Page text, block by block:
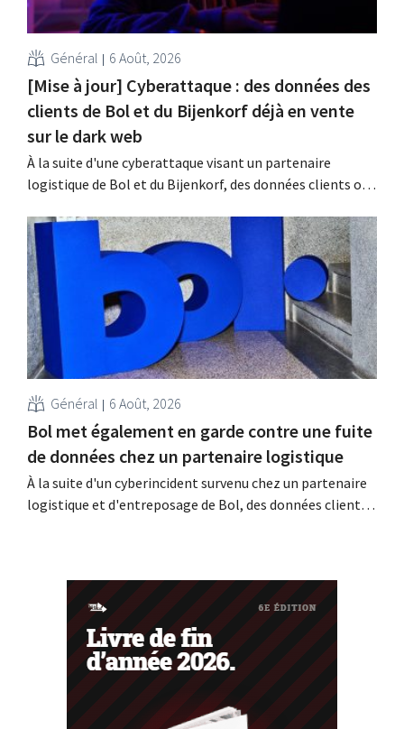
Général 6 Août, 2026
[Mise à jour] Cyberattaque : des données des
clients de Bol et du Bijenkorf déjà en vente
sur le dark web
À la suite d'une cyberattaque visant un partenaire
logistique de Bol et du Bijenkorf, des données clients ont
vente sur le dark web. Les enseignes appellent leurs
clients à la vigilance face au hameçonnage.
Général 6 Août, 2026
Bol met également en garde contre une fuite
de données chez un partenaire logistique
À la suite d'un cyberincident survenu chez un partenaire
logistique et d'entreposage de Bol, des données clients